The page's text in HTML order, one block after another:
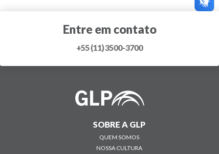
Entre em contato
+55 (11) 3500-3700
SOBRE A GLP
QUEM SOMOS
NOSSA CULTURA